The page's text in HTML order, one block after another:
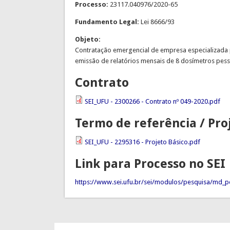
Processo: 23117.040976/2020-65
Fundamento Legal: Lei 8666/93
Objeto:
Contratação emergencial de empresa
emissão de relatórios mensais de 8 dosímetros
Contrato
SEI_UFU - 2300266 - Contrato nº 049-2020.pdf
Termo de referência /
SEI_UFU - 2295316 - Projeto Básico.pdf
Link para Processo no SEI
https://www.sei.ufu.br/sei/modulos/pesquisa/